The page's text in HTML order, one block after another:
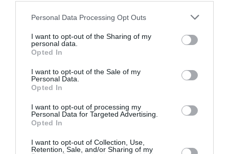
Personal Data Processing Opt Outs
I want to opt-out of the Sharing of my
personal data.
Opted In
I want to opt-out of the Sale of my
Personal Data.
Opted In
I want to opt-out of processing my
Personal Data for Targeted Advertising.
Opted In
I want to opt-out of Collection, Use,
Retention, Sale, and/or Sharing of my
ΘΕΜΑΤΑ / ΝΕΑ
Ορχήστρα
Αθηνών: Το
πρόγραμμα 2023-
2024
ΜΟΥΣΙΚΗ / ΜΟΥΣΙΚΑ ΝΕΑ
Ηρώδειο: Γκαλά
Εθνικής Λυρικής
Σκηνής
ΘΕΜΑΤΑ / ΝΕΑ